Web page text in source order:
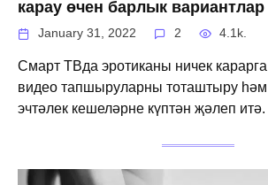
карау өчен барлык вариантлар
January 31, 2022 2 4.1k.
Смарт ТВда эротиканы ничек
видео тапшыруларны тоташтыру һәм
эчтәлек кешеләрне күптән җәлеп итә.